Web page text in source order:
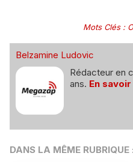
Mots Clés:
Belzamine Ludovic
Rédacteur en
ans. En
DANS LA MÊME RUBRIQUE :